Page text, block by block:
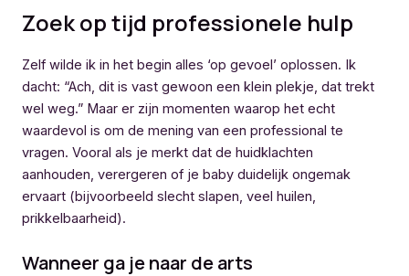
Zoek op tijd professionele hulp
Zelf wilde ik in het begin alles ‘op gevoel’ oplossen. Ik
dacht: “Ach, dit is vast gewoon een klein plekje, dat trekt
wel weg.” Maar er zijn momenten waarop het echt
waardevol is om de mening van een professional te
vragen. Vooral als je merkt dat de huidklachten
aanhouden, verergeren of je baby duidelijk ongemak
ervaart (bijvoorbeeld slecht slapen, veel huilen,
prikkelbaarheid).
Wanneer ga je naar de arts